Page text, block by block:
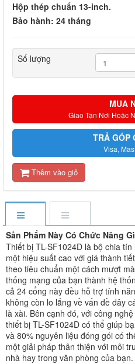
Hộp thép chuẩn 13-inch.
Bảo hành: 24 tháng
Số lượng
MUA
Giao Tận Nơi Hoặc
TRẢ GÓP
Visa,
Thêm vào giỏ
Sản Phẩm Này Có Chức Năng Gì
Thiết bị TL-SF1024D là bộ chia
một hiệu suất cao với giá thành
theo tiêu chuẩn một cách mượt
thống mạng của bạn thành hệ
cả 24 cổng này đều hỗ trợ tính
không còn lo lắng về vấn đề dây
là xài. Bên cạnh đó, với công
thiết bị TL-SF1024D có thể giúp
và 80% nguyên liệu đóng gói có
một giải pháp thân thiện với môi
nhà hay trong văn phòng của bạn.